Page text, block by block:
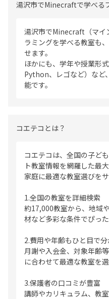
湯沢市でMinecraftで学べる
湯沢市でMinecraft（マイ
ラミングを学べる教室も
せます。
ほかにも、学年や授業形
Python、レゴなど）など
能です。
コエテコとは？
コエテコは、全国の子ど
ト教室情報を網羅した最
家庭に最適な教室選びをサ
1.全国の教室を詳細検索
約17,000教室から、地域
材など多彩な条件でぴっ
2.費用や年齢もひと目で分
月謝や入会金、対象年齢
に合わせて最適な教室を選
3.保護者の口コミが豊富
講師やカリキュラム、教